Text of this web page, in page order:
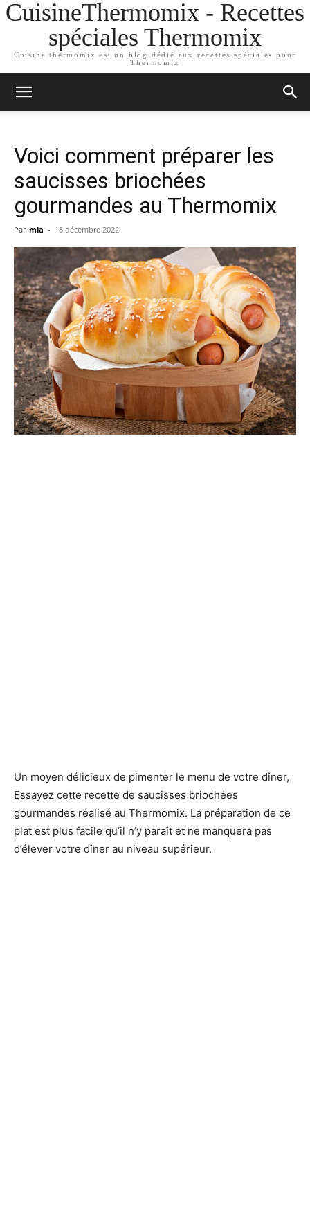
CuisineThermomix - Recettes
spéciales Thermomix
Cuisine thermomix est un blog dédié aux recettes spéciales pour
Thermomix
Voici comment préparer les
saucisses briochées
gourmandes au Thermomix
Par mia - 18 décembre 2022
Un moyen délicieux de pimenter le menu de votre dîner,
Essayez cette recette de saucisses briochées
gourmandes réalisé au Thermomix. La préparation de ce
plat est plus facile qu’il n’y paraît et ne manquera pas
d’élever votre dîner au niveau supérieur.